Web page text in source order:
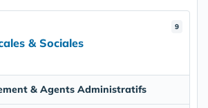
9
& Sociales
& Agents Administratifs